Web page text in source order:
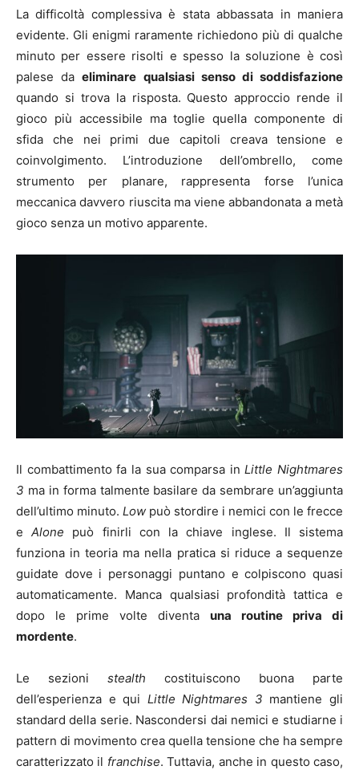
La difficoltà complessiva è stata abbassata in maniera
evidente. Gli enigmi raramente richiedono più di qualche
minuto per essere risolti e spesso la soluzione è così
palese daeliminare qualsiasi senso di soddisfazione
quando si trova la risposta. Questo approccio rende il
gioco più accessibile ma toglie quella componente di
sfida che nei primi due capitoli creava tensione e
coinvolgimento. L’introduzione dell’ombrello, come
strumento per planare, rappresenta forse l’unica
meccanica davvero riuscita ma viene abbandonata a metà
gioco senza un motivo apparente.
Il combattimento fa la sua comparsa inLittle Nightmares
3 ma in forma talmente basilare da sembrare un’aggiunta
dell’ultimo minuto. Low può stordire i nemici con le frecce
eAlone può finirli con la chiave inglese. Il sistema
funziona in teoria ma nella pratica si riduce a sequenze
guidate dove i personaggi puntano e colpiscono quasi
automaticamente. Manca qualsiasi profondità tattica e
dopo le prime volte diventa una routine priva di
mordente.
Le sezioni stealth costituiscono buona parte
dell’esperienza e qui Little Nightmares 3 mantiene gli
standard della serie. Nascondersi dai nemici e studiarne i
pattern di movimento crea quella tensione che ha sempre
caratterizzato il franchise. Tuttavia, anche in questo caso,